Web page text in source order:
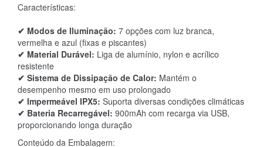
Características:
✔ Modos de Iluminação: 7 opções com luz branca,
vermelha e azul (fixas e piscantes)
✔ Material Durável: Liga de alumínio, nylon e acrílico
resistente
✔ Sistema de Dissipação de Calor: Mantém o
desempenho mesmo em uso prolongado
✔ Impermeável IPX5: Suporta diversas condições climáticas
✔ Bateria Recarregável: 900mAh com recarga via USB,
proporcionando longa duração
Conteúdo da Embalagem: